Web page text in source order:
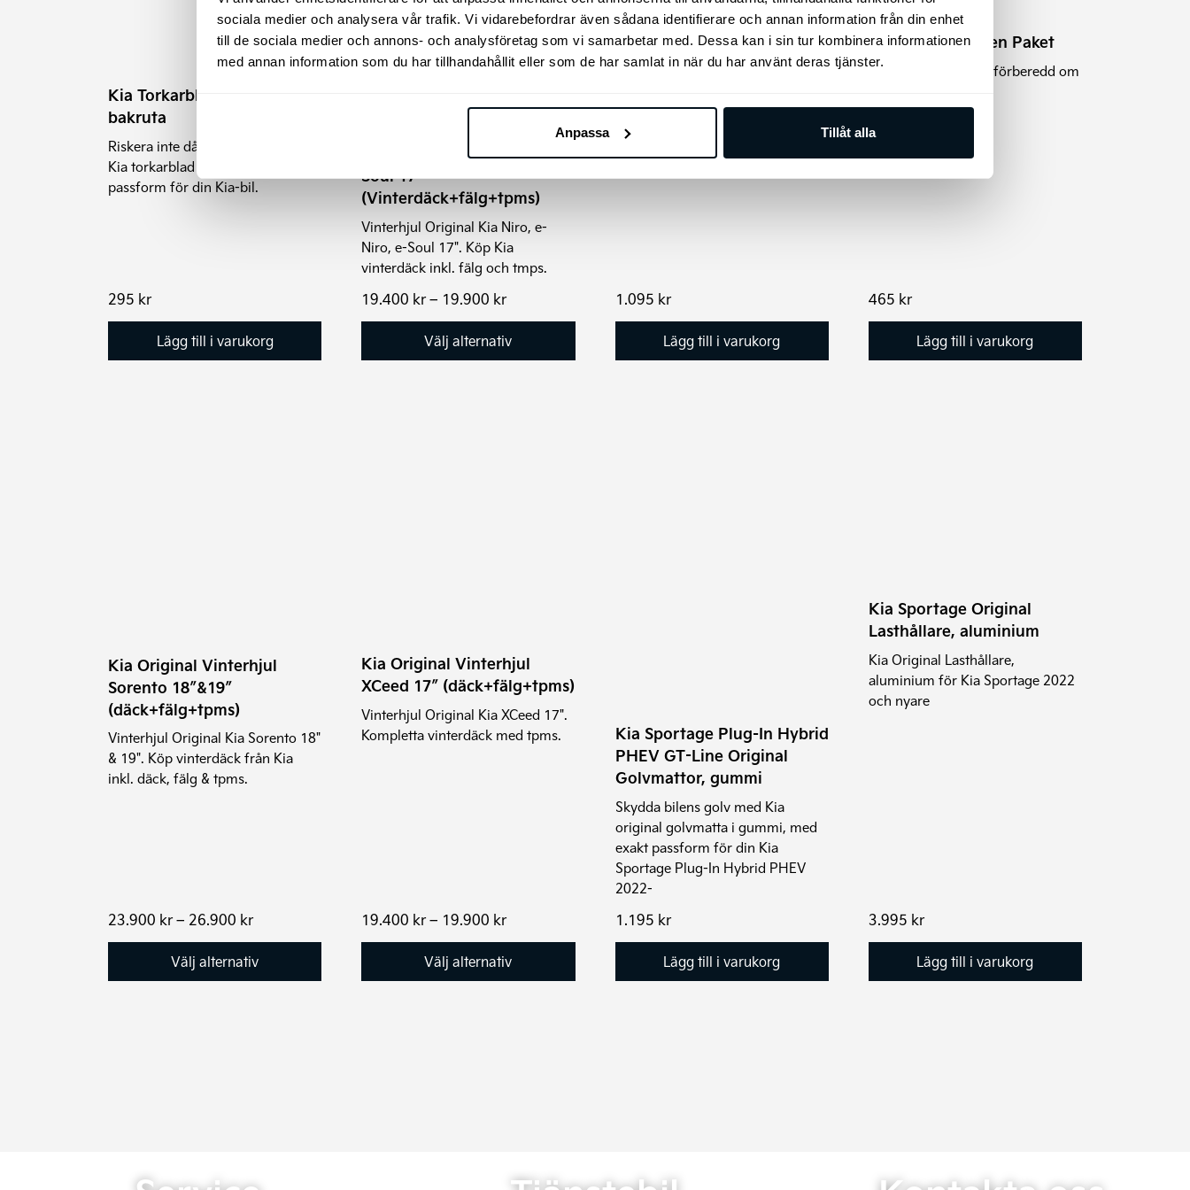
sociala medier och analysera vår trafik. Vi vidarebefordrar även sådana identifierare och annan information från din enhet
till de sociala medier och annons- och analysföretag som vi samarbetar med. Dessa kan i sin tur kombinera informationen
med annan information som du har tillhandahållit eller som de har samlat in när du har använt deras tjänster.
Anpassa Tillåt alla
Kia Torkarblad Original,
bakruta
Riskera inte dålig sikt, köp original
Kia torkarblad för bakrutan! Exakt
passform för din Kia-bil.
295 kr
Lägg till i varukorg
Kia Original Vinterhjul e-
Soul 17″
(Vinterdäck+fälg+tpms)
Vinterhjul Original Kia Niro, e-
Niro, e-Soul 17". Köp Kia
vinterdäck inkl. fälg och tmps.
19.400 kr– 19.900 krPrisintervall:
till
19.900 kr
Välj alternativ
olika
alternativen
kan
Kia Sportage Hybrid HEV
Original Golvmattor, gummi
original golvmatta i gummi, med
exakt passform för din Kia
Sportage Hybrid HEV 2022-
1.095 kr
Lägg till i varukorg
Kia Första Hjälpen Paket
Kia Safety Bag - var förberedd om
465 kr
Lägg till i varukorg
Kia Original Vinterhjul
Sorento 18″&19″
(däck+fälg+tpms)
Vinterhjul Original Kia Sorento 18"
& 19". Köp vinterdäck från Kia
inkl. däck, fälg & tpms.
23.900 kr– 26.900 krPrisintervall:
till
26.900 kr
Välj alternativ
väljas
på
produktsidan
Kia Original Vinterhjul
XCeed 17″ (däck+fälg+tpms)
Vinterhjul Original Kia XCeed 17".
Kompletta vinterdäck med tpms.
19.400 kr– 19.900 krPrisintervall:
till
19.900 kr
Välj alternativ
väljas
på
produktsidan
Kia Sportage Plug-In Hybrid
PHEV GT-Line Original
Golvmattor, gummi
Skydda bilens golv med Kia
original golvmatta i gummi, med
exakt passform för din Kia
Sportage Plug-In Hybrid PHEV
2022-
1.195 kr
Lägg till i varukorg
Kia Sportage Original
Lasthållare, aluminium
Kia Original Lasthållare,
aluminium för Kia Sportage 2022
och nyare
3.995 kr
Lägg till i varukorg